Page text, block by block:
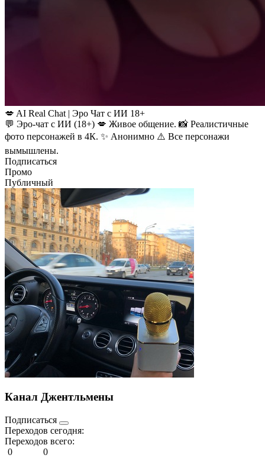
💋 AI Real Chat | Эро Чат с ИИ 18+
💬 Эро-чат с ИИ (18+) 💋 Живое общение. 📸 Реалистичные
фото персонажей в 4К. ✨ Анонимно ⚠️ Все персонажи
вымышлены.
Подписаться
Промо
Публичный
Канал Джентльмены
Подписаться
Переходов сегодня:
Переходов всего:
0
0